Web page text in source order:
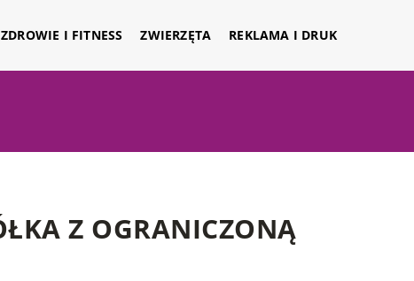
ZDROWIE I FITNESS ZWIERZĘTA REKLAMA I DRUK
Z OGRANICZONĄ